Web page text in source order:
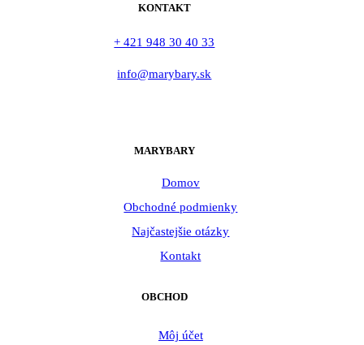
KONTAKT
+ 421 948 30 40 33
info@marybary.sk
MARYBARY
Domov
Obchodné podmienky
Najčastejšie otázky
Kontakt
OBCHOD
Môj účet